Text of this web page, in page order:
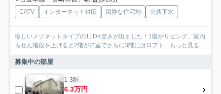
CATV インターネット対応 閑静な住宅地 公共下水
珍しいメゾネットタイプの1LDK空きが出ました！1階がリビング、室内
らせん階段を上げると2階が洋室でさらに3階にはロフト... もっと見る
募集中の部屋
1-3階
6.3万円